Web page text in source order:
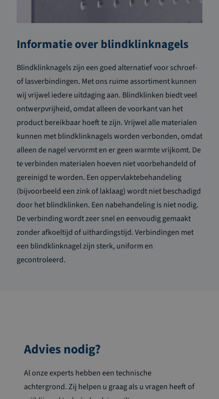
Informatie over blindklinknagels
Blindklinknagels zijn een goed alternatief voor schroef-
of lasverbindingen. Met ons ruime assortiment kunnen
wij vrijwel iedere uitdaging aan. Blindklinken biedt veel
ontwerpvrijheid, omdat alleen de voorkant van het
product bereikbaar hoeft te zijn. Vrijwel alle materialen
kunnen met blindklinknagels worden verbonden, omdat
alleen de nagel vervormt en er geen warmte vrijkomt. De
te verbinden materialen hoeven niet voorbehandeld of
gereinigd te worden. Een oppervlaktebehandeling
(bijvoorbeeld een zink of laklaag) wordt niet beschadigd
door het blindklinken. Een nabehandeling is niet nodig.
De verbinding wordt zeer snel en eenvoudig gemaakt
zonder afkoeltijd of uithardingstijd. Verbindingen met
een blindklinknagel zijn sterk, uniform en
gecontroleerd.
Advies nodig?
Al onze experts hebben een technische
achtergrond. Zij helpen u graag als u vragen heeft of